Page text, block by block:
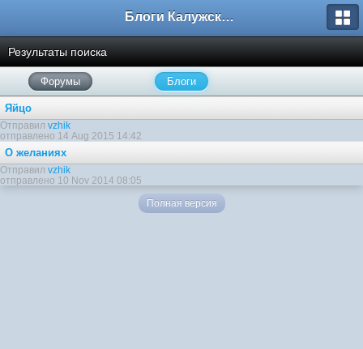
Блоги Калужского перекрестка
Результаты поиска
Форумы Блоги
Яйцо
Отправил vzhik
отправлено 14 Aug 2015 14:42
О желаниях
Отправил vzhik
отправлено 10 Nov 2014 08:05
Полная версия